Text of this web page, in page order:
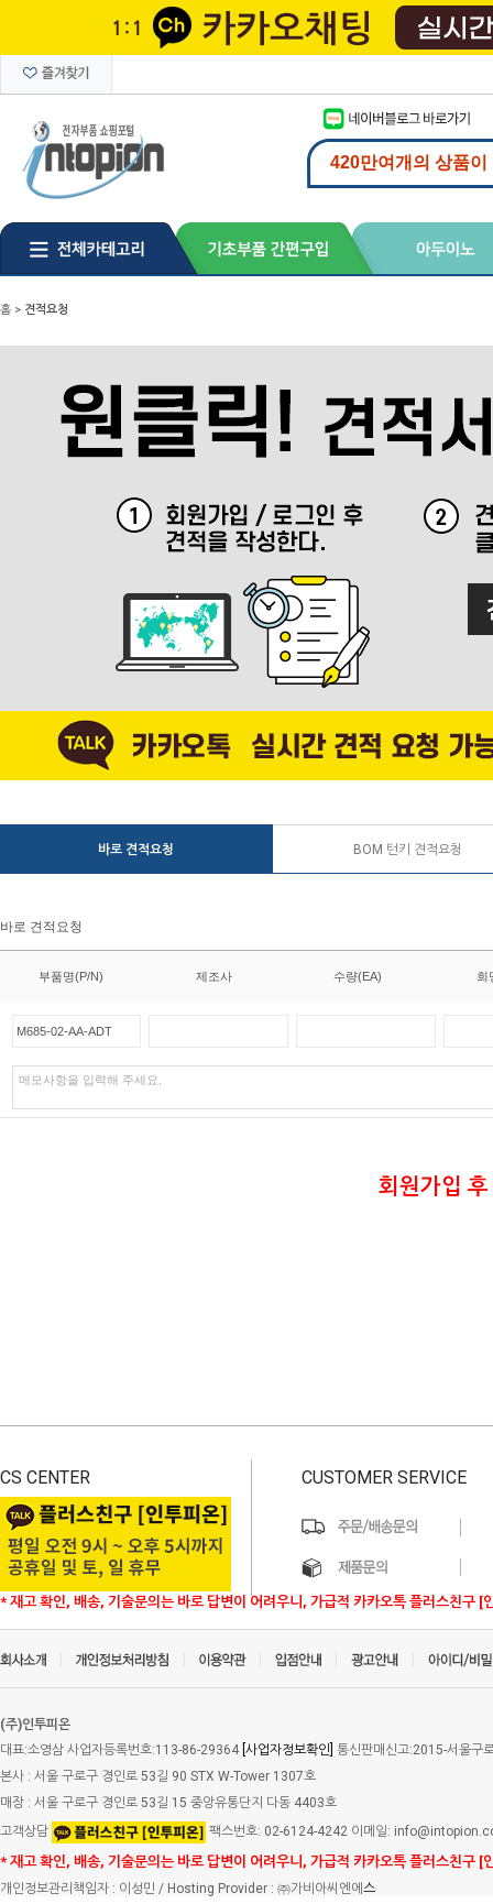
홈 > 견적요청
바로 견적요청 BOM 턴키 견적요청
바로 견적요청
부품명(P/N) 제조사 수량(EA) 희
회원가입
CS CENTER
* 재고 확인, 배송, 기술문의는 바로 답변이 어려우니, 가급적 카카오톡 플러스친구 [
CUSTOMER SERVICE
(주)인투피온
대표:소영삼 사업자등록번호:113-86-29364 [사업자정보확인] 통신판매신고:2015-서울구
본사 : 서울 구로구 경인로 53길 90 STX W-Tower 1307호
매장 : 서울 구로구 경인로 53길 15 중앙유통단지 다동 4403호
고객상담
팩스번호: 02-6124-4242 이메일:
* 재고 확인, 배송, 기술문의는 바로 답변이 어려우니, 가급적 카카오톡 플러스친구 [
개인정보관리책임자 : 이성민 / Hosting Provider : ㈜가비아씨엔에 스